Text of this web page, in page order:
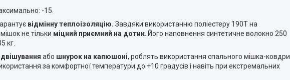
-15.
відмінну теплоізоляцію. Завдяки використанню поліестеру 190T на
не тільки міцний приємний на дотик . Його наповнення синтетичне волокно 250
кг.
або шнурок на капюшоні, роблять використання спального мішка-ковдри
за комфортної температури до +10 градусів і навіть при екстремальних